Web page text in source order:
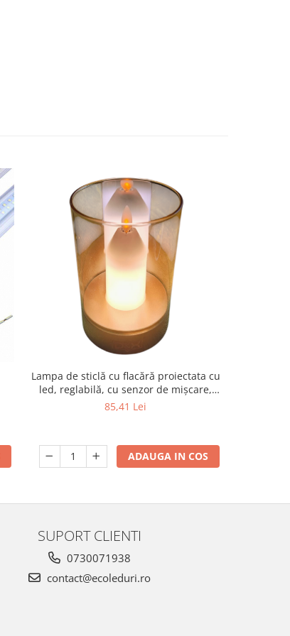
Lampa de sticlă cu flacără proiectata cu
led, reglabilă, cu senzor de mișcare,
control, lumină de noapte fără fir,
cu lumină caldă
85,41 Lei
ADAUGA IN COS
SUPORT CLIENTI
0730071938
contact@ecoleduri.ro